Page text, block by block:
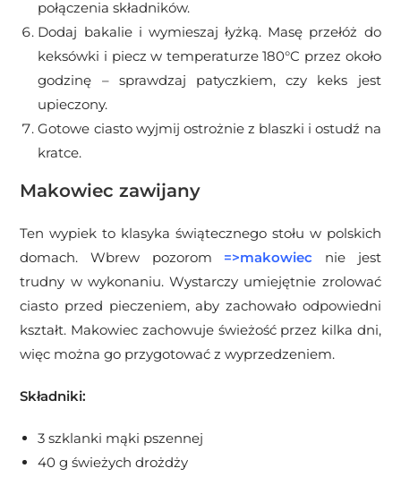
połączenia składników.
Dodaj bakalie i wymieszaj łyżką. Masę przełóż do
keksówki i piecz w temperaturze 180°C przez około
godzinę – sprawdzaj patyczkiem, czy keks jest
upieczony.
Gotowe ciasto wyjmij ostrożnie z blaszki i ostudź na
kratce.
Makowiec zawijany
Ten wypiek to klasyka świątecznego stołu w polskich
domach. Wbrew pozorom =>makowiec nie jest
trudny w wykonaniu. Wystarczy umiejętnie zrolować
ciasto przed pieczeniem, aby zachowało odpowiedni
kształt. Makowiec zachowuje świeżość przez kilka dni,
więc można go przygotować z wyprzedzeniem.
Składniki:
3 szklanki mąki pszennej
40 g świeżych drożdży